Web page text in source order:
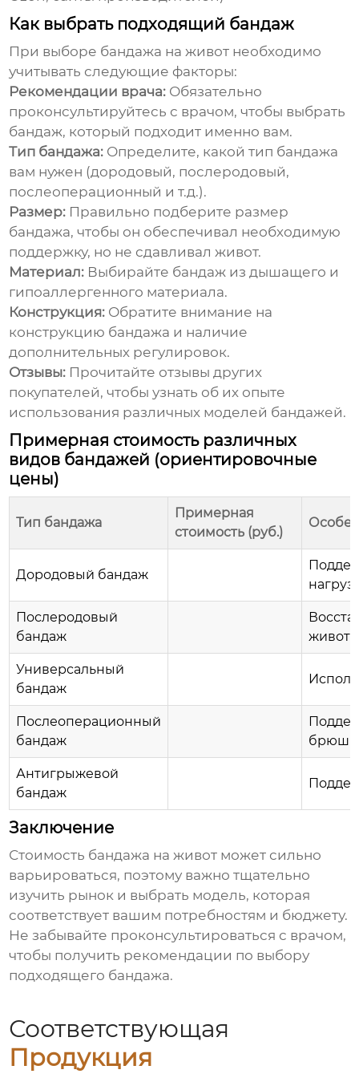
Как выбрать подходящий бандаж
При выборе бандажа на живот необходимо
учитывать следующие факторы:
Рекомендации врача: Обязательно
проконсультируйтесь с врачом, чтобы выбрать
бандаж, который подходит именно вам.
Тип бандажа: Определите, какой тип бандажа
вам нужен (дородовый, послеродовый,
послеоперационный и т.д.).
Размер: Правильно подберите размер
бандажа, чтобы он обеспечивал необходимую
поддержку, но не сдавливал живот.
Материал: Выбирайте бандаж из дышащего и
гипоаллергенного материала.
Конструкция: Обратите внимание на
конструкцию бандажа и наличие
дополнительных регулировок.
Отзывы: Прочитайте отзывы других
покупателей, чтобы узнать об их опыте
использования различных моделей бандажей.
Примерная стоимость различных
видов бандажей (ориентировочные
цены)
Тип бандажа
Примерная
стоимость (руб.)
Дородовый бандаж
Послеродовый
бандаж
Универсальный
бандаж
Послеоперационный
бандаж
Антигрыжевой
бандаж
Заключение
Стоимость бандажа на живот может сильно
варьироваться, поэтому важно тщательно
изучить рынок и выбрать модель, которая
соответствует вашим потребностям и бюджету.
Не забывайте проконсультироваться с врачом,
чтобы получить рекомендации по выбору
подходящего бандажа.
Соответствующая
Продукция